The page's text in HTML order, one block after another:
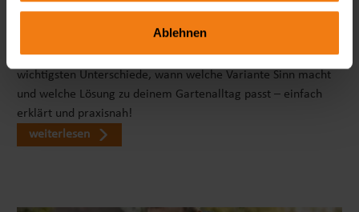
Ablehnen
Pop‑Up vs. klassischer Pflanztunnel – Zwei Wege zum grünen
Pop-Up-Tunnel oder klassischer Pflanzenschutz? Erfahre die
wichtigsten Unterschiede, wann welche Variante Sinn macht
und welche Lösung zu deinem Gartenalltag passt – einfach
erklärt und praxisnah!
weiterlesen